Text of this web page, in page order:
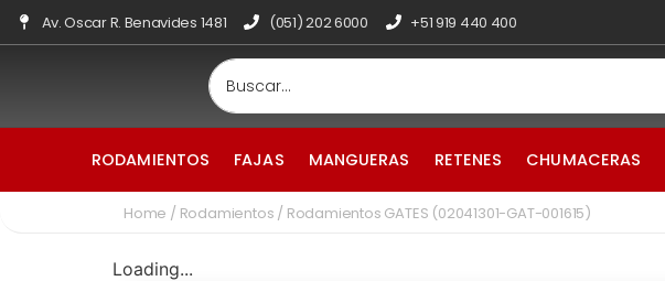
Av. Oscar R. Benavides 1481 (051) 202 6000 +51 919 440 400
RODAMIENTOS FAJAS MANGUERAS RETENES CHUMACERAS
Home / Rodamientos / Rodamientos GATES (02041301-GAT-001615)
Loading...